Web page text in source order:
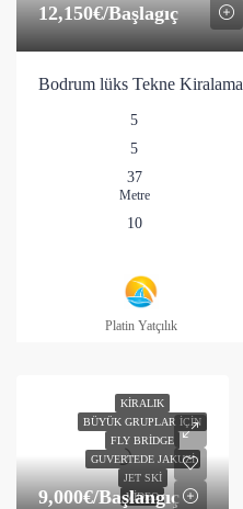
12,150€/Başlagıç
Bodrum lüks Tekne Kiralama
5
5
37
Metre
10
Platin Yatçılık
KIRALIK
BÜYÜK GRUPLAR İÇIN
FLY BRIDGE
GUVERTEDE JAKUZI
JET SKI
VIDEO
9,000€/Başlangıç